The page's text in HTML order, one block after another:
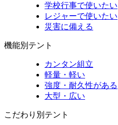
学校行事で使いたい
レジャーで使いたい
災害に備える
機能別テント
カンタン組立
軽量・軽い
強度・耐久性がある
大型・広い
こだわり別テント